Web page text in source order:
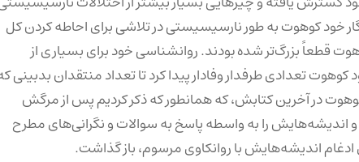
خود کوهوت به طور نارسیسیستی در تلاشی برای احاطه کردن کل
قطعاً بزرگ‌تر شده بودند. روانشناسی خود برای بسیاری از
تعدادی طرفدار وفادار پیدا کرد تا تعداد منتقدان بدبینی
در آخرین کتابش، که همانطور که ذکر کردیم پس از مرگش
را به واسطه پاسخ به سوالات و نگرانی‌‌های مطرح
اندیشه‌هایش با روانکاوی مرسوم، باز گذاشت.